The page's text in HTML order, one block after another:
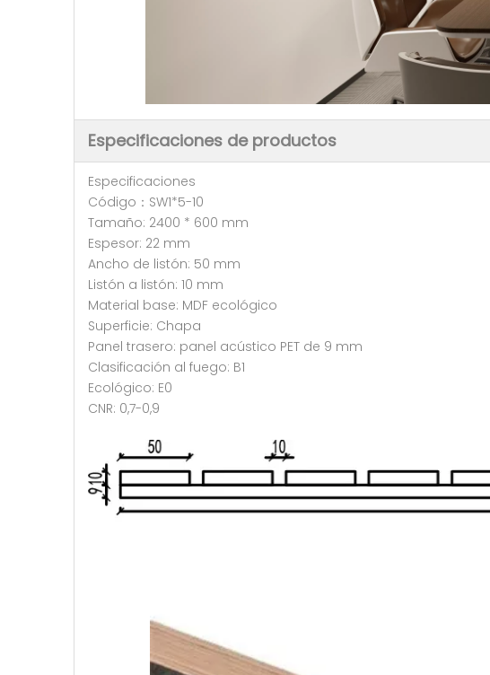
Especificaciones de productos
Especificaciones
Código：SW1*5-10
Tamaño: 2400 * 600 mm
Espesor: 22 mm
Ancho de listón: 50 mm
Listón a listón: 10 mm
Material base: MDF ecológico
Superficie: Chapa
Panel trasero: panel acústico PET de 9 mm
Clasificación al fuego: B1
Ecológico: E0
CNR: 0,7-0,9